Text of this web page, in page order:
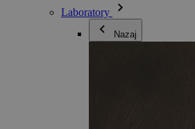
Laboratory
Nazaj